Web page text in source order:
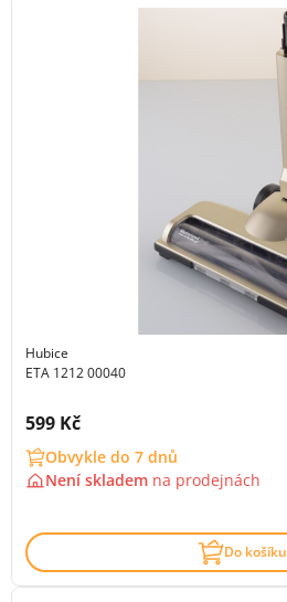
Hubice
ETA 1212 00040
Cena s DPH:
599 Kč
Obvykle do 7 dnů
Není skladem na prodejnách
Do košíku